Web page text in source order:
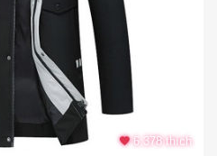
6.378 thích